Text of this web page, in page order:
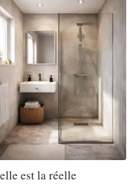
est la réelle